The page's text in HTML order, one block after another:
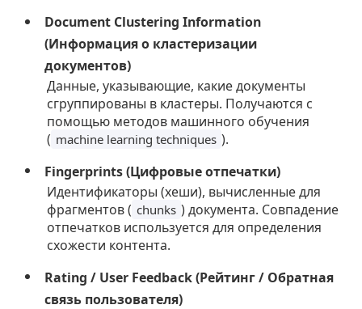
Document Clustering Information
(Информация о кластеризации
документов)
Данные, указывающие, какие документы
сгруппированы в кластеры. Получаются с
помощью методов машинного обучения
( machine learning techniques ).
Fingerprints (Цифровые отпечатки)
Идентификаторы (хеши), вычисленные для
фрагментов ( chunks ) документа. Совпадение
отпечатков используется для определения
схожести контента.
Rating / User Feedback (Рейтинг / Обратная
связь пользователя)